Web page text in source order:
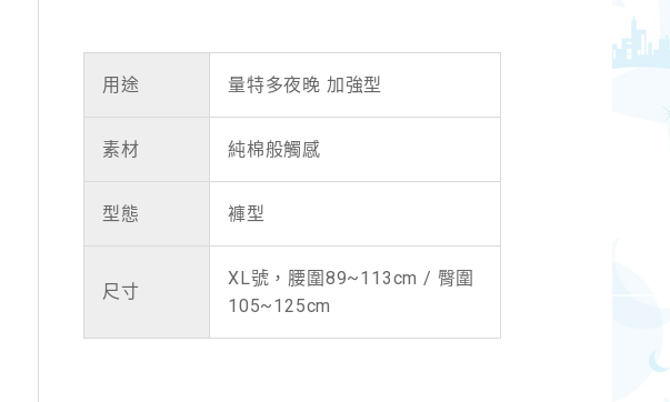
用途 量特多夜晚 加強型
素材 純棉般觸感
型態 褲型
尺寸
XL號，腰圍89~113cm / 臀圍
105~125cm